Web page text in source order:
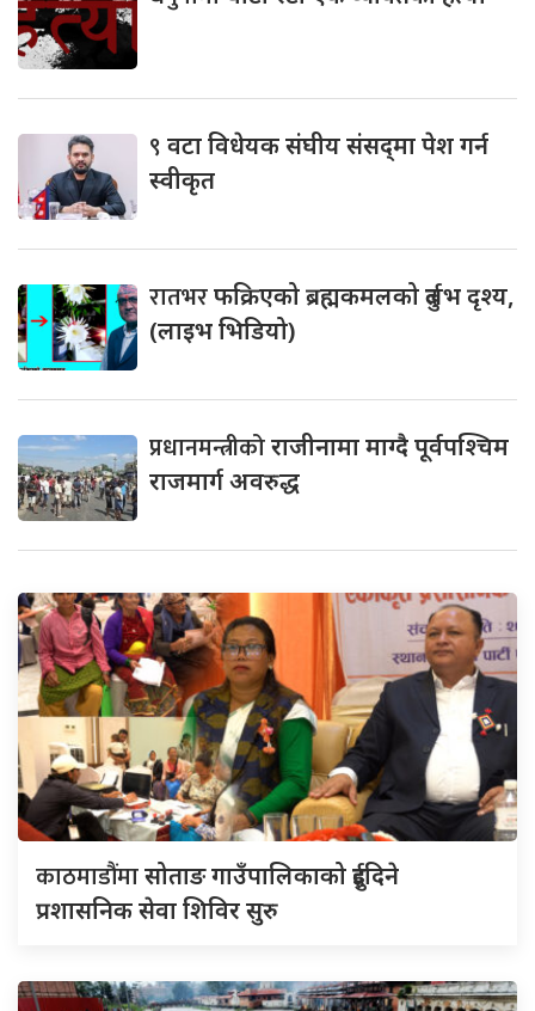
९ वटा विधेयक संघीय संसद्‌मा पेश गर्न
स्वीकृत
रातभरफक्रिएको ब्रह्मकमलको दुर्लभ दृश्य,
(लाइभ भिडियो)
प्रधानमन्त्रीकोराजीनामा माग्दै पूर्वपश्चिम
राजमार्ग अवरुद्ध
काठमाडौंमासोताङ गाउँपालिकाको दुईदिने
प्रशासनिक सेवा शिविर सुरु